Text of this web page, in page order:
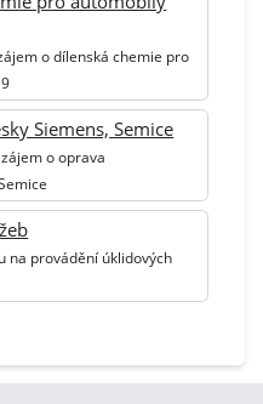
o dílenská chemie pro
Siemens, Semice
o oprava
na provádění úklidových